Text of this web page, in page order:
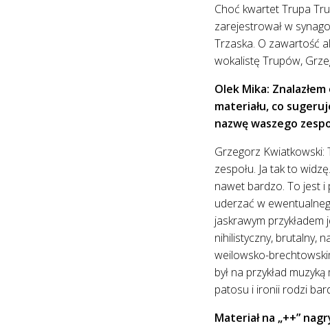
Choć kwartet Trupa
zarejestrował w
Trzaska. O zawartość
wokalistę Trupów,
Olek Mika:
materiału, co
nazwę waszego
Grzegorz Kwiatkowski:
zespołu. Ja tak to
nawet bardzo. To jest
uderzać w
jaskrawym
nihilistyczny, brutalny,
weilowsko-
był na przykład
patosu i ironii rodzi
Materiał na „++”